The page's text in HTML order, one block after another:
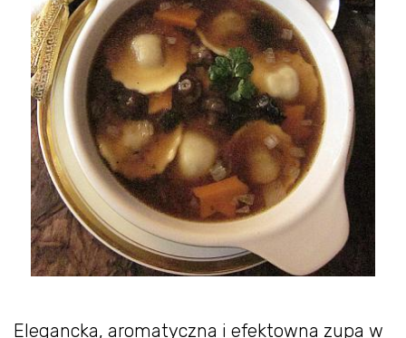
Elegancka, aromatyczna i efektowna zupa w